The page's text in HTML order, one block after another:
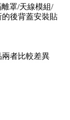
罩/天線模組/
的後背蓋安裝貼
兩者比較差異